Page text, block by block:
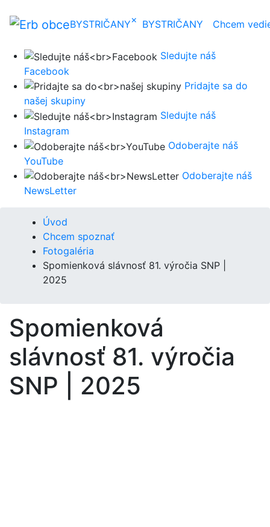
BYSTRIČANY× BYSTRIČANY Chcem
Sledujte náš
Facebook
Pridajte sa do
našej skupiny
Sledujte náš
Instagram
Odoberajte náš
YouTube
Odoberajte náš
NewsLetter
Úvod
Chcem spoznať
Fotogaléria
Spomienková slávnosť 81. výročia SNP |
2025
Spomienková
slávnosť 81. výročia
SNP | 2025